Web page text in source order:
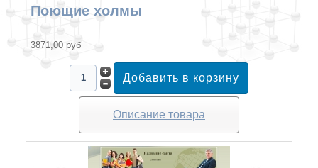
Поющие холмы
3871,00 руб
Описание товара